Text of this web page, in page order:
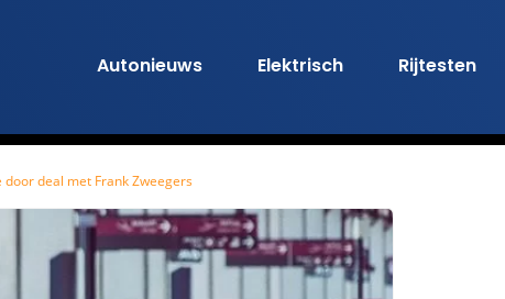
Autonieuws Elektrisch Rijtesten
deal met Frank Zweegers